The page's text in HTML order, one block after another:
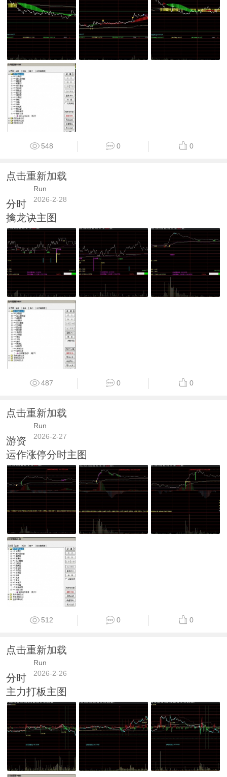
548 0 0
点击重新加载
Run
2026-2-28
分时
擒龙诀主图
487 0 0
点击重新加载
Run
2026-2-27
游资
运作涨停分时主图
512 0 0
点击重新加载
Run
2026-2-26
分时
主力打板主图